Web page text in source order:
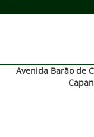
Avenida Barão de